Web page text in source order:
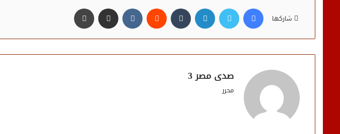
شاركها
فيسبوك تويتر لينكدإن مشاركة عبر البريد
صدى مصر 3
محرر